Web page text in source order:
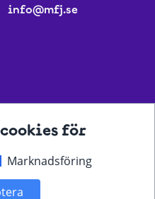
för
Marknadsföring
info@mfj.se